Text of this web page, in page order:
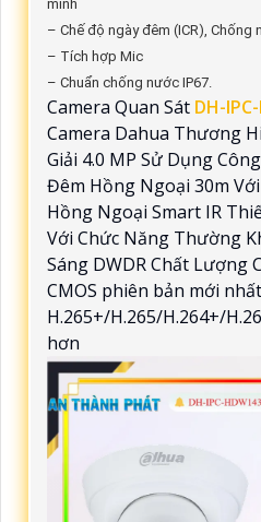
minh
– Chế độ ngày đêm (ICR), Chống
– Tích hợp Mic
– Chuẩn chống nước IP67.
Camera Quan Sát DH-
Camera Dahua Thương
Giải 4.0 MP Sử Dụng
Đêm Hồng Ngoại 30m
Hồng Ngoại Smart IR
Với Chức Năng Thường
Sáng DWDR Chất Lượng
CMOS phiên bản mới
H.265+/H.265/H.264+/
hơn